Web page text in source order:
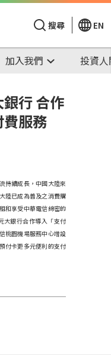
搜尋 EN
加入我們 投資
行 合作
服務
持續成長，中國大陸來
陸已成為普及之消費購
和享受中華電信綿密的
大銀行合作導入「支付
桃園機場服務中心增設
付卡更多元便利的支付